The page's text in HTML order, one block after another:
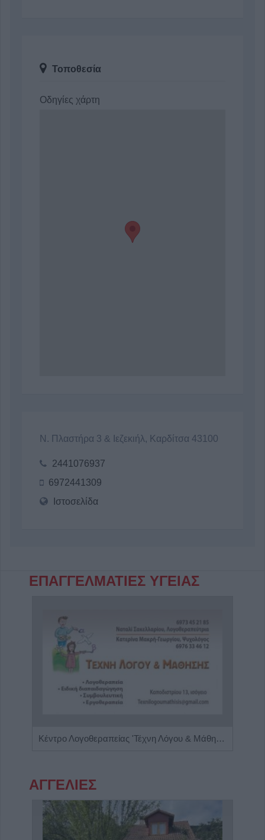
Τοποθεσία
Οδηγίες χάρτη
Ν. Πλαστήρα 3 & Ιεζεκιήλ, Καρδίτσα 43100
2441076937
6972441309
Ιστοσελίδα
ΕΠΑΓΓΕΛΜΑΤΙΕΣ ΥΓΕΙΑΣ
Κέντρο Λογοθεραπείας 'Τέχνη Λόγου & Μάθησης'
ΑΓΓΕΛΙΕΣ